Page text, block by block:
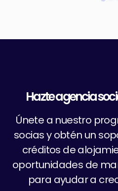
Hazte agencia
Únete a nuestro
socias y obtén un
créditos de
oportunidades de
para ayudar a